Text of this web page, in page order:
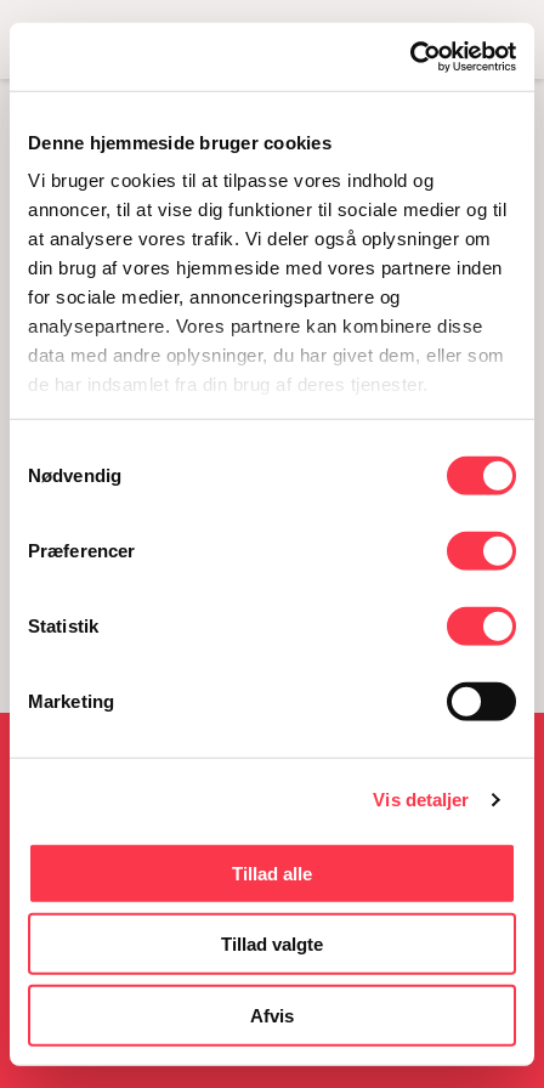
Denne hjemmeside bruger cookies
Vi bruger cookies til at tilpasse vores indhold og
annoncer, til at vise dig funktioner til sociale medier og til
at analysere vores trafik. Vi deler også oplysninger om
din brug af vores hjemmeside med vores partnere inden
for sociale medier, annonceringspartnere og
analysepartnere. Vores partnere kan kombinere disse
data med andre oplysninger, du har givet dem, eller som
de har indsamlet fra din brug af deres tjenester.
Nødvendig
Præferencer
Statistik
Marketing
Vis detaljer
Tillad alle
Tillad valgte
Afvis
Menu
CAFE
cafe
NYHEDER
05.08.2026
Læs mere
23.06.2026
Gratis guidede ture i